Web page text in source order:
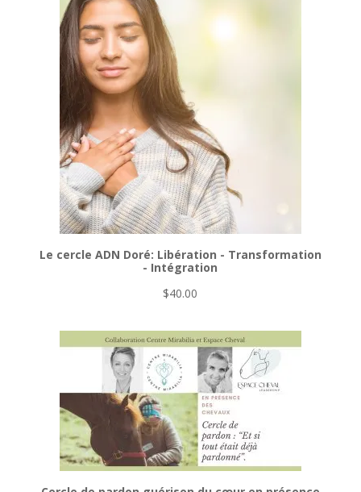
Le cercle ADN Doré: Libération - Transformation
- Intégration
$40.00